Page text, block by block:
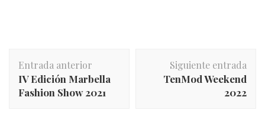
Entrada anterior
IV Edición Marbella
Fashion Show 2021
Siguiente entrada
TenMod Weekend
2022